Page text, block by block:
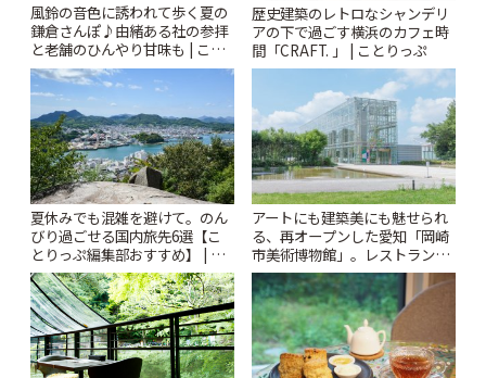
風鈴の音色に誘われて歩く夏の
鎌倉さんぽ♪由緒ある社の参拝
と老舗のひんやり甘味も | こと
りっぷ
歴史建築のレトロなシャンデリ
アの下で過ごす横浜のカフェ時
間「CRAFT. 」 | ことりっぷ
夏休みでも混雑を避けて。のん
びり過ごせる国内旅先6選【こ
とりっぷ編集部おすすめ】 | こ
とりっぷ
アートにも建築美にも魅せられ
る、再オープンした愛知「岡崎
市美術博物館」。レストランや
ショップも充実 | ことりっぷ